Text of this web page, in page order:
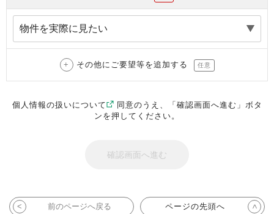
その他にご要望等を追加する 任意
個人情報の扱いについて
同意のうえ、「確認画面へ進む」ボタ
ンを押してください。
前のページへ戻る ページの先頭へ